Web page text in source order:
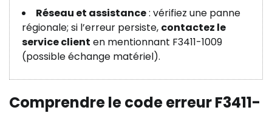
Réseau et assistance: vérifiez une panne
régionale; si l’erreur persiste, contactez le
service client en mentionnant F3411-1009
(possible échange matériel).
Comprendre le code erreur F3411-